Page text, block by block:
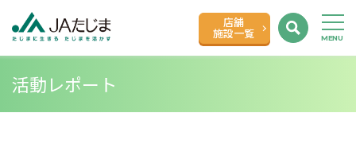
店舗
施設一覧
活動レポート